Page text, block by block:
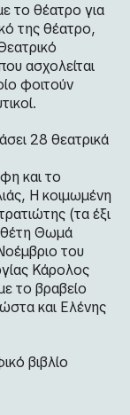
το θέατρο για
της θέατρο,
ασχολείται
φοιτούν
28 θεατρικά
και το
, Η κοιμωμένη
(τα έξι
Θωμά
του
Κάρολος
το βραβείο
και Ελένης
βιβλίο